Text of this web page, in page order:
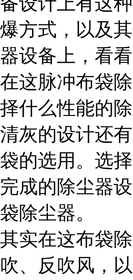
爆方式，以及
器设备上，看
在这脉冲布袋
择什么性能的
清灰的设计还
袋的选用。选
完成的除尘器
袋除尘器。
其实在这布袋
吹、反吹风，